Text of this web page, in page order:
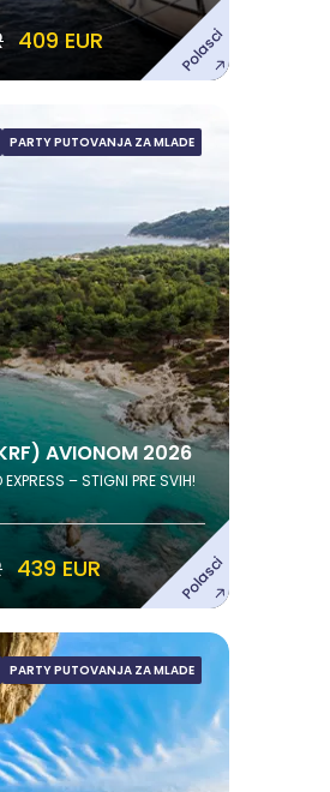
409 EUR Polasci
PARTY PUTOVANJA ZA MLADE
AVIONOM 2026
– STIGNI PRE SVIH!
439 EUR Polasci
(KRF) AVIONOM
Avgust
- 20.08.2026.
Pogledaj ponudu
PARTY PUTOVANJA ZA MLADE
Kavos leto 2026
Avgust
- 21.08.2026.